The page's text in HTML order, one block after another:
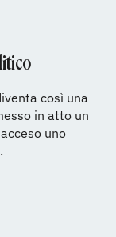
così una
in atto un
uno